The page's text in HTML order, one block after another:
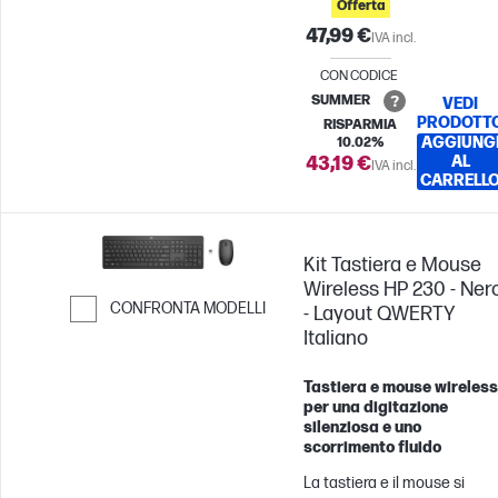
LED. Aumenta
la produttività con 12 tasti
programmabili. Lavora e
divertiti tutto il giorno con la
tastiera cablata e
retroilluminata HP 405, dal
design sottile e
Offerta
47,99 €IVA incl.
CON CODICE
SUMMER
RISPARMIA
10.02%
43,19 €IVA incl.
VEDI
AL
CONFRONTA MODELLI
Kit Tastiera e Mouse
Wireless HP 230 -
- Layout QWERTY
Italiano
Tastiera e mouse wireless
per una digitazione
silenziosa e uno
scorrimento fluido
La tastiera e il mouse si